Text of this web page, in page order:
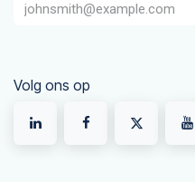
Volg ons op